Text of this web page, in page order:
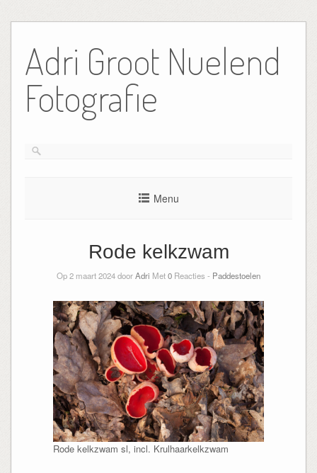
de
inhoud
Adri Groot Nuelend
Fotografie
Menu
Rode kelkzwam
Op 2 maart 2024 doorAdri Met0 Reacties - Paddestoelen
Rode kelkzwam sl, incl. Krulhaarkelkzwam